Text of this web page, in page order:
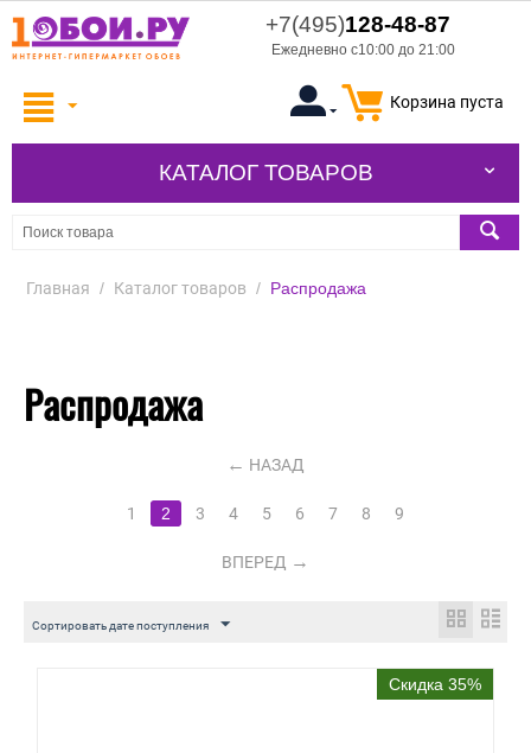
+7(495)128-48-87
Ежедневно с10:00 до 21:00
Корзина пуста
КАТАЛОГ ТОВАРОВ
Главная / Каталог товаров / Распродажа
Распродажа
НАЗАД
1 2 3 4 5 6 7 8 9
ВПЕРЕД
Сортировать дате поступления
Скидка 35%